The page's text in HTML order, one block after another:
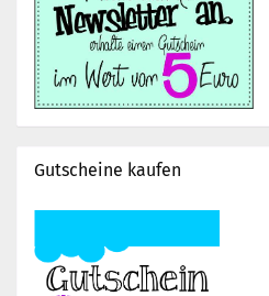
Gutscheine kaufen